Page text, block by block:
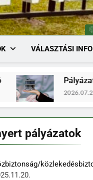
VÁLASZTÁSI
Pályázati felhívás
2026.07.27.
pályázatok